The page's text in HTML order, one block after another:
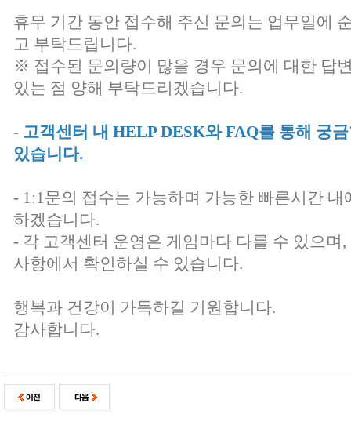
휴무 기간 동안 접수해 주신 문의는 업무일에
고 부탁드립니다.
※ 접수된 문의량이 많을 경우 문의에 대한 답
있는 점 양해 부탁드리겠습니다.
- 고객센터 내 HELP DESK와 FAQ를 통해 궁
있습니다.
- 1:1문의 접수는 가능하며 가능한 빠른시간
하겠습니다.
- 각 고객센터 운영은 게임마다 다를 수 있으며
사항에서 확인하실 수 있습니다.
행복과 건강이 가득하길 기원합니다.
감사합니다.